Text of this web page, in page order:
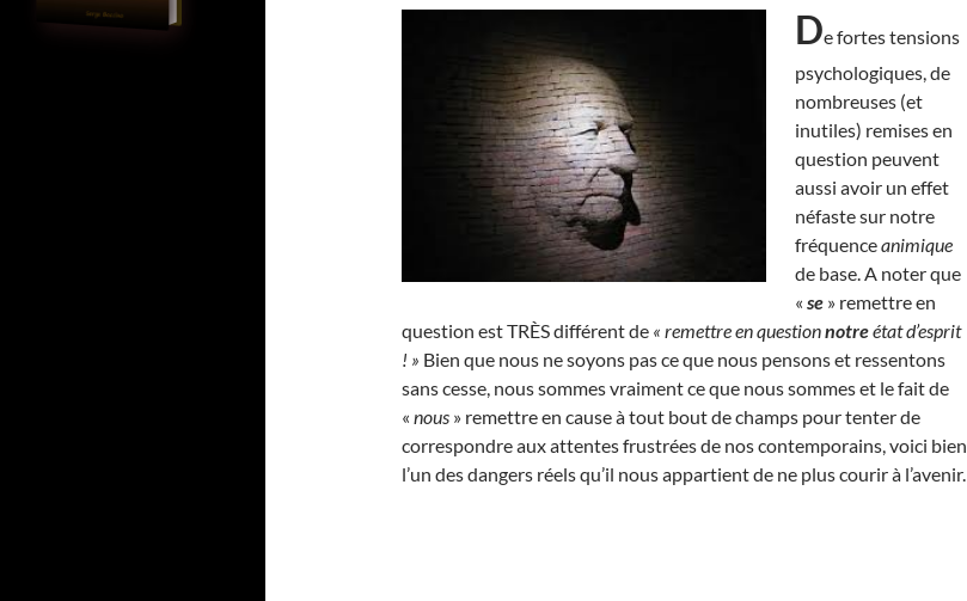
De fortes tensions
psychologiques, de
nombreuses (et
inutiles) remises en
question peuvent
aussi avoir un effet
néfaste sur notre
fréquenceanimique
de base. A noter que
« se » remettre en
question est TRÈS différent de « remettre en questionnotreétat d’esprit
! » Bien que nous ne soyons pas ce que nous pensons et ressentons
sans cesse, nous sommes vraiment ce que nous sommes et le fait de
« nous » remettre en cause à tout bout de champs pour tenter de
correspondre aux attentes frustrées de nos contemporains, voici bien
l’un des dangers réels qu’il nous appartient de ne plus courir à l’avenir.